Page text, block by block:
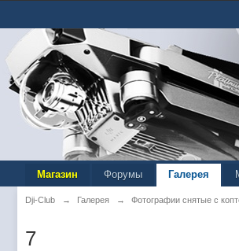
Магазин Форумы Галерея
Dji-Club → Галерея → Фотографии снятые с
7